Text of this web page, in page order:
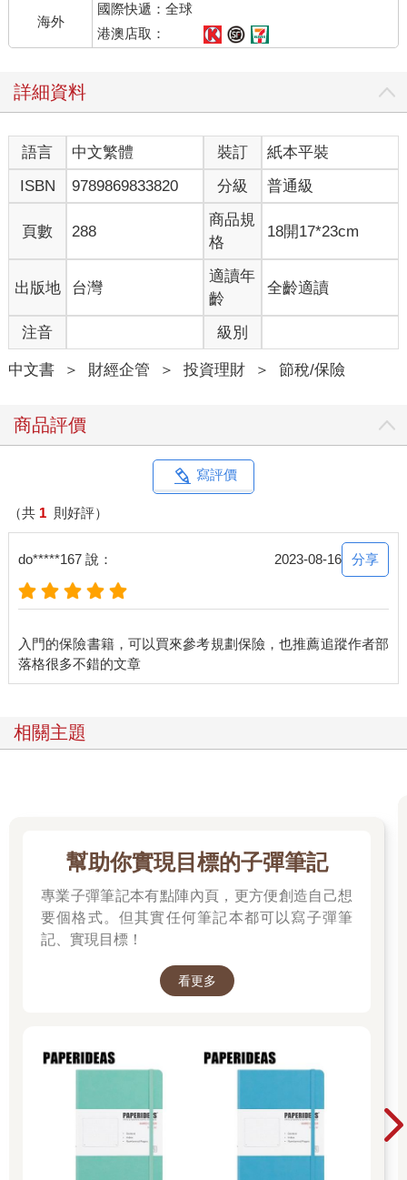
海外
國際快遞：全球
港澳店取：
詳細資料
語言 中文繁體 裝訂
紙本平裝
ISBN
9789869833820 分級 普通級
頁數 288
商品規
格
18開17*23cm
出版地 台灣
適讀年
齡
全齡適讀
注音 級別
中文書 ＞ 財經企管 ＞ 投資理財 ＞ 節稅/保險
商品評價
寫評價
（共 1 則好評）
do*****167 說： 2023-08-16 分享
入門的保險書籍，可以買來參考規劃保險，也推薦追蹤作者部
落格很多不錯的文章
相關主題
幫助你實現目標的子彈筆記
專業子彈筆記本有點陣內頁，更方便創造自己想
要個格式。但其實任何筆記本都可以寫子彈筆
記、實現目標！
看更多